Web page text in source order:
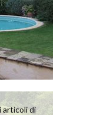
articoli di